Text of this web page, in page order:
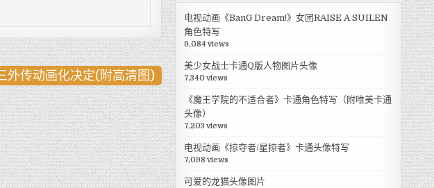
外传动画化决定(附高清图)
电视动画《BanG Dream!》女团RAISE A SUILEN
角色特写
9,084 views
美少女战士卡通Q版人物图片头像
7,340 views
《魔王学院的不适合者》卡通角色特写（附唯美卡通
头像）
7,203 views
电视动画《掠夺者/星掠者》卡通头像特写
7,098 views
可爱的龙猫头像图片